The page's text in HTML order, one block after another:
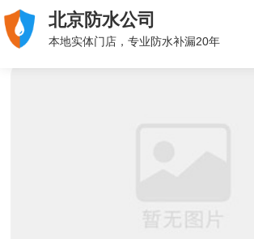
北京防水公司
本地实体门店，专业防水补漏20年